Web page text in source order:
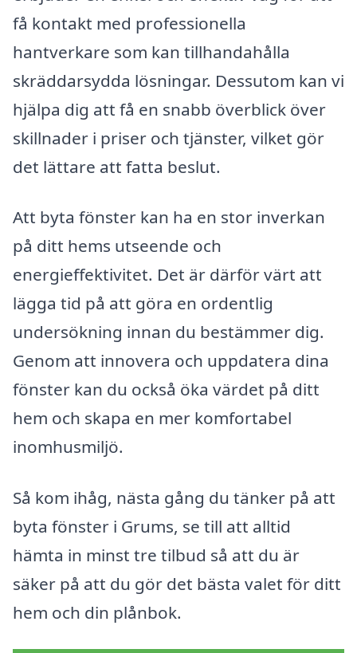
få kontakt med professionella
hantverkare som kan tillhandahålla
skräddarsydda lösningar. Dessutom kan vi
hjälpa dig att få en snabb överblick över
skillnader i priser och tjänster, vilket gör
det lättare att fatta beslut.
Att byta fönster kan ha en stor inverkan
på ditt hems utseende och
energieffektivitet. Det är därför värt att
lägga tid på att göra en ordentlig
undersökning innan du bestämmer dig.
Genom att innovera och uppdatera dina
fönster kan du också öka värdet på ditt
hem och skapa en mer komfortabel
inomhusmiljö.
Så kom ihåg, nästa gång du tänker på att
byta fönster i Grums, se till att alltid
hämta in minst tre tilbud så att du är
säker på att du gör det bästa valet för ditt
hem och din plånbok.